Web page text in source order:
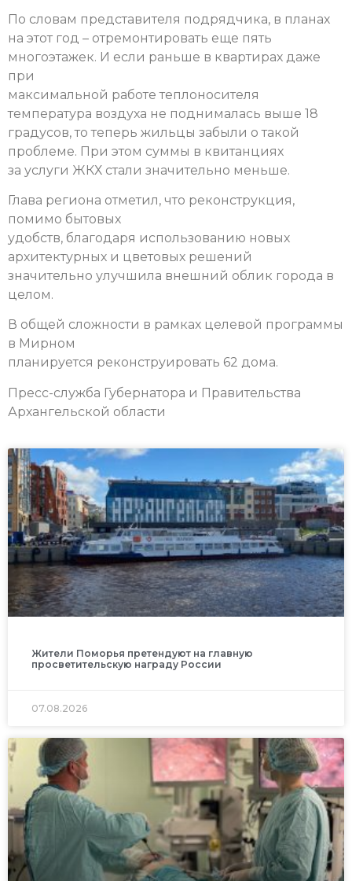
По словам представителя подрядчика, в планах
на этот год – отремонтировать еще пять
многоэтажек. И если раньше в квартирах даже
при
максимальной работе теплоносителя
температура воздуха не поднималась выше 18
градусов, то теперь жильцы забыли о такой
проблеме. При этом суммы в квитанциях
за услуги ЖКХ стали значительно меньше.
Глава региона отметил, что реконструкция,
помимо бытовых
удобств, благодаря использованию новых
архитектурных и цветовых решений
значительно улучшила внешний облик города в
целом.
В общей сложности в рамках целевой программы
в Мирном
планируется реконструировать 62 дома.
Пресс-служба Губернатора и Правительства
Архангельской области
Жители Поморья претендуют на главную
просветительскую награду России
07.08.2026